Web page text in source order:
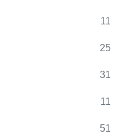
11
25
31
11
51